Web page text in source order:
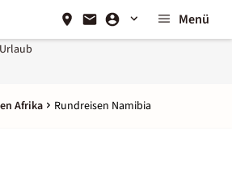
Menü
Afrika Rundreisen Namibia